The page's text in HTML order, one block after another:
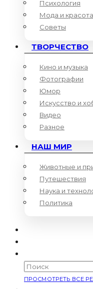
Психология
Мода и красота
Советы
ТВОРЧЕСТВО
Кино и музыка
Фотографии
Юмор
Искусство и
Видео
Разное
НАШ МИР
Животные и
Путешествия
Наука и
Политика
ПРОСМОТРЕТЬ ВСЕ